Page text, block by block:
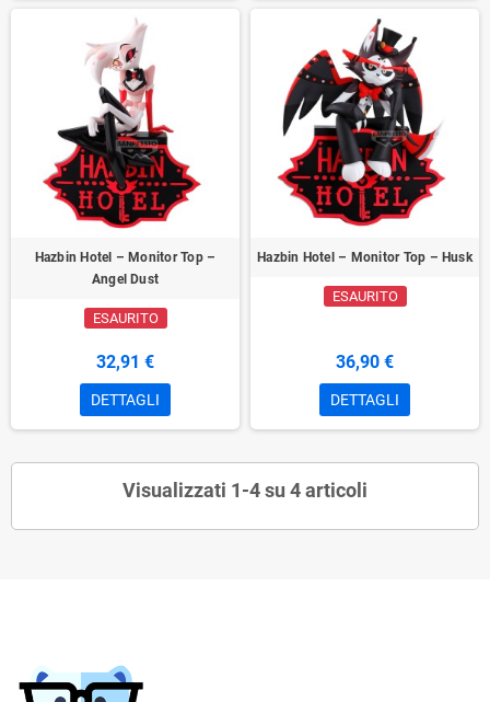
Hazbin Hotel – Monitor Top –
Angel Dust
ESAURITO
32,91 €
DETTAGLI
Hazbin Hotel – Monitor Top – Husk
ESAURITO
36,90 €
DETTAGLI
Visualizzati 1-4 su 4 articoli